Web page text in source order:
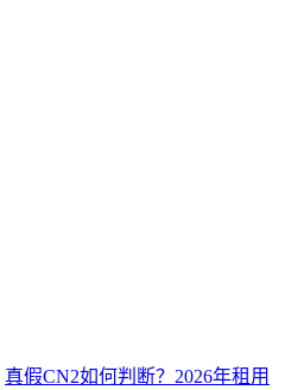
真假CN2如何判断？2026年租用